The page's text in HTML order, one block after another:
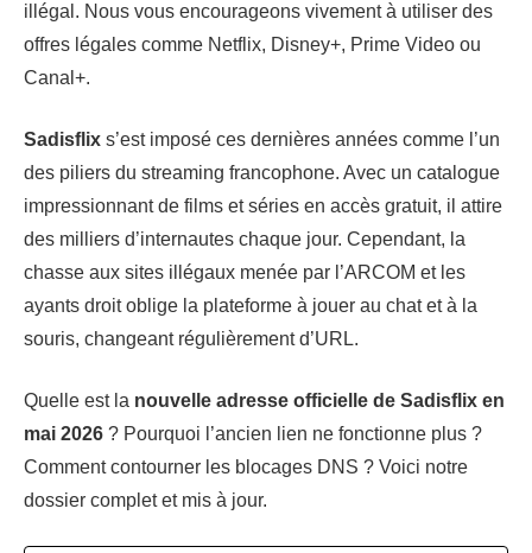
illégal. Nous vous encourageons vivement à utiliser des
offres légales comme Netflix, Disney+, Prime Video ou
Canal+.
Sadisflix s’est imposé ces dernières années comme l’un
des piliers du streaming francophone. Avec un catalogue
impressionnant de films et séries en accès gratuit, il attire
des milliers d’internautes chaque jour. Cependant, la
chasse aux sites illégaux menée par l’ARCOM et les
ayants droit oblige la plateforme à jouer au chat et à la
souris, changeant régulièrement d’URL.
Quelle est la nouvelle adresse officielle de Sadisflix en
mai 2026 ? Pourquoi l’ancien lien ne fonctionne plus ?
Comment contourner les blocages DNS ? Voici notre
dossier complet et mis à jour.